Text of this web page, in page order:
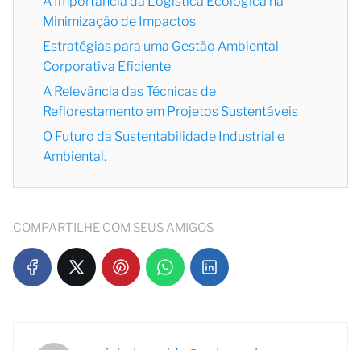
Minimização de Impactos
Estratégias para uma Gestão Ambiental
Corporativa Eficiente
A Relevância das Técnicas de
Reflorestamento em Projetos Sustentáveis
O Futuro da Sustentabilidade Industrial e
Ambiental.
COMPARTILHE COM SEUS AMIGOS